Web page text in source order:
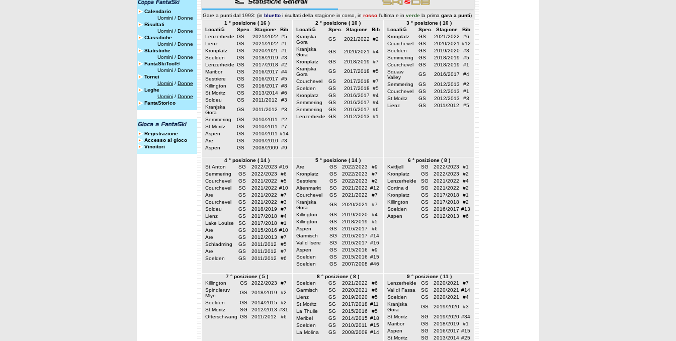
Calendario
Uomini / Donne
Risultati
Uomini / Donne
Classifiche
Uomini / Donne
Statistiche
Uomini / Donne
FantaSkiTool®
Uomini / Donne
Tornei
Uomini / Donne
Leghe
Uomini / Donne
FantaStorico
Registrazione
Accesso al gioco
Vincitori
Gare a punti dal 1993: (in bluetto i risultati della stagione in corso, in rosso l'ultima e in verde la prima gara a punti)
1 ° posizione ( 16 )
Località
Spec. Stagione
Bib
Lenzerheide GS 2021/2022
#5
Lienz
GS 2021/2022
#1
Kronplatz
GS 2020/2021
#1
Soelden
GS 2018/2019
#3
Lenzerheide GS 2017/2018
#2
Maribor
GS 2016/2017
#4
Sestriere
GS 2016/2017
#5
Killington
GS 2016/2017
#8
St.Moritz
GS 2013/2014 #6
Soldeu
GS 2011/2012
#3
Kranjska
Gora
GS 2011/2012
#3
Semmering
GS 2010/2011
#2
St.Moritz
GS 2010/2011
#7
Aspen
GS 2010/2011 #14
Are
GS 2009/2010 #3
Aspen
GS 2008/2009 #9
2 ° posizione ( 10 )
Località
Spec. Stagione
Bib
Kranjska
Gora
GS 2021/2022
#2
Kranjska
Gora
GS 2020/2021
#4
Kronplatz
GS 2018/2019
#7
Kranjska
Gora
GS 2017/2018
#5
Courchevel
GS 2017/2018
#7
Soelden
GS 2017/2018
#5
Kronplatz
GS 2016/2017
#4
Semmering
GS 2016/2017
#4
Semmering
GS 2016/2017
#6
Lenzerheide
GS 2012/2013 #1
3 ° posizione ( 10 )
Località
Spec. Stagione
Bib
Kronplatz
GS 2021/2022
#6
Courchevel
GS 2020/2021 #12
Soelden
GS 2019/2020
#3
Semmering
GS 2018/2019
#5
Courchevel
GS 2018/2019
#1
Squaw
Valley
GS 2016/2017
#4
Semmering
GS 2012/2013
#2
Courchevel
GS 2012/2013
#1
St.Moritz
GS 2012/2013
#3
Lienz
GS 2011/2012 #5
4 ° posizione ( 14 )
St.Anton
SG 2022/2023 #16
Semmering
GS 2022/2023
#6
Courchevel
GS 2021/2022
#5
Courchevel
SG 2021/2022 #10
Are
GS 2021/2022
#7
Courchevel
GS 2021/2022
#3
Soldeu
GS 2018/2019
#7
Lienz
GS 2017/2018
#4
Lake Louise
SG 2017/2018
#1
Are
GS 2015/2016 #10
Are
GS 2012/2013
#7
Schladming
GS 2011/2012
#5
Are
GS 2011/2012
#7
Soelden
GS 2011/2012 #6
5 ° posizione ( 14 )
Are
GS 2022/2023
#9
Kronplatz
GS 2022/2023
#7
Sestriere
GS 2022/2023
#2
Altenmarkt
SG 2021/2022 #12
Courchevel
GS 2021/2022
#7
Kranjska
Gora
GS 2020/2021
#7
Killington
GS 2019/2020
#4
Killington
GS 2018/2019
#5
Aspen
GS 2016/2017
#6
Garmisch
SG 2016/2017 #14
Val d Isere
SG 2016/2017 #16
Aspen
GS 2015/2016
#9
Soelden
GS 2015/2016 #15
Soelden
GS 2007/2008 #46
6 ° posizione ( 8 )
Kvitfjell
SG 2022/2023
#1
Kronplatz
GS 2022/2023
#2
Lenzerheide
SG 2021/2022
#4
Cortina d
SG 2021/2022
#2
Kronplatz
GS 2017/2018
#1
Killington
GS 2017/2018
#2
Soelden
GS 2016/2017 #13
Aspen
GS 2012/2013 #6
7 ° posizione ( 5 )
Killington
GS 2022/2023
#7
Spindleruv
Mlyn
GS 2018/2019
#2
Soelden
GS 2014/2015
#2
St.Moritz
SG 2012/2013 #31
Ofterschwang GS 2011/2012 #6
8 ° posizione ( 8 )
Soelden
GS 2021/2022
#6
Garmisch
SG 2020/2021
#6
Lienz
GS 2019/2020
#5
St.Moritz
SG 2017/2018 #11
La Thuile
SG 2015/2016
#5
Meribel
GS 2014/2015 #18
Soelden
GS 2010/2011
#15
La Molina
GS 2008/2009 #14
9 ° posizione ( 11 )
Lenzerheide
GS 2020/2021
#7
Val di Fassa
SG 2020/2021 #14
Soelden
GS 2020/2021
#4
Kranjska
Gora
GS 2019/2020
#3
St.Moritz
SG 2019/2020 #34
Maribor
GS 2018/2019
#1
Aspen
SG 2016/2017 #15
St.Moritz
SG 2013/2014 #25